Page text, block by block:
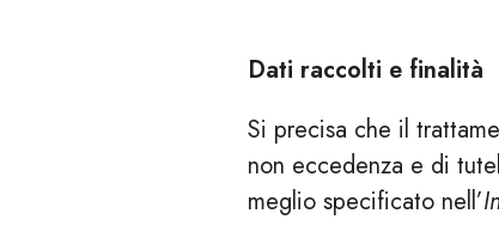
Dati raccolti e finalità
Si precisa che il
non eccedenza e di
meglio specificato nell’